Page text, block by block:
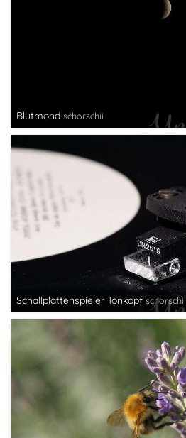
Blutmond schorschii
Schallplattenspieler Tonkopf schorschii